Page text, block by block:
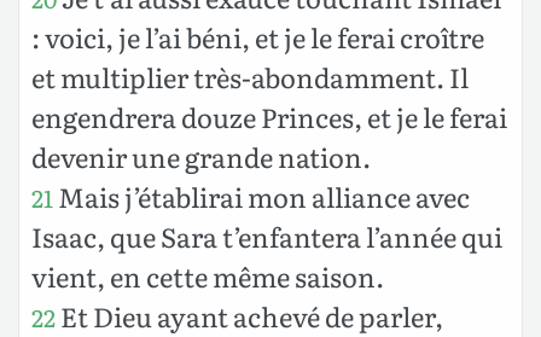
: voici, je l’ai béni, et je le ferai croître
et multiplier très-abondamment. Il
engendrera douze Princes, et je le ferai
devenir une grande nation.
21Mais j’établirai mon alliance avec
Isaac, que Sara t’enfantera l’année qui
vient, en cette même saison.
22Et Dieu ayant achevé de parler,